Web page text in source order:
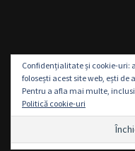
Confidențialitate și cookie-uri:
folosești acest site web, ești de
Pentru a afla mai multe,
Politică cookie-uri